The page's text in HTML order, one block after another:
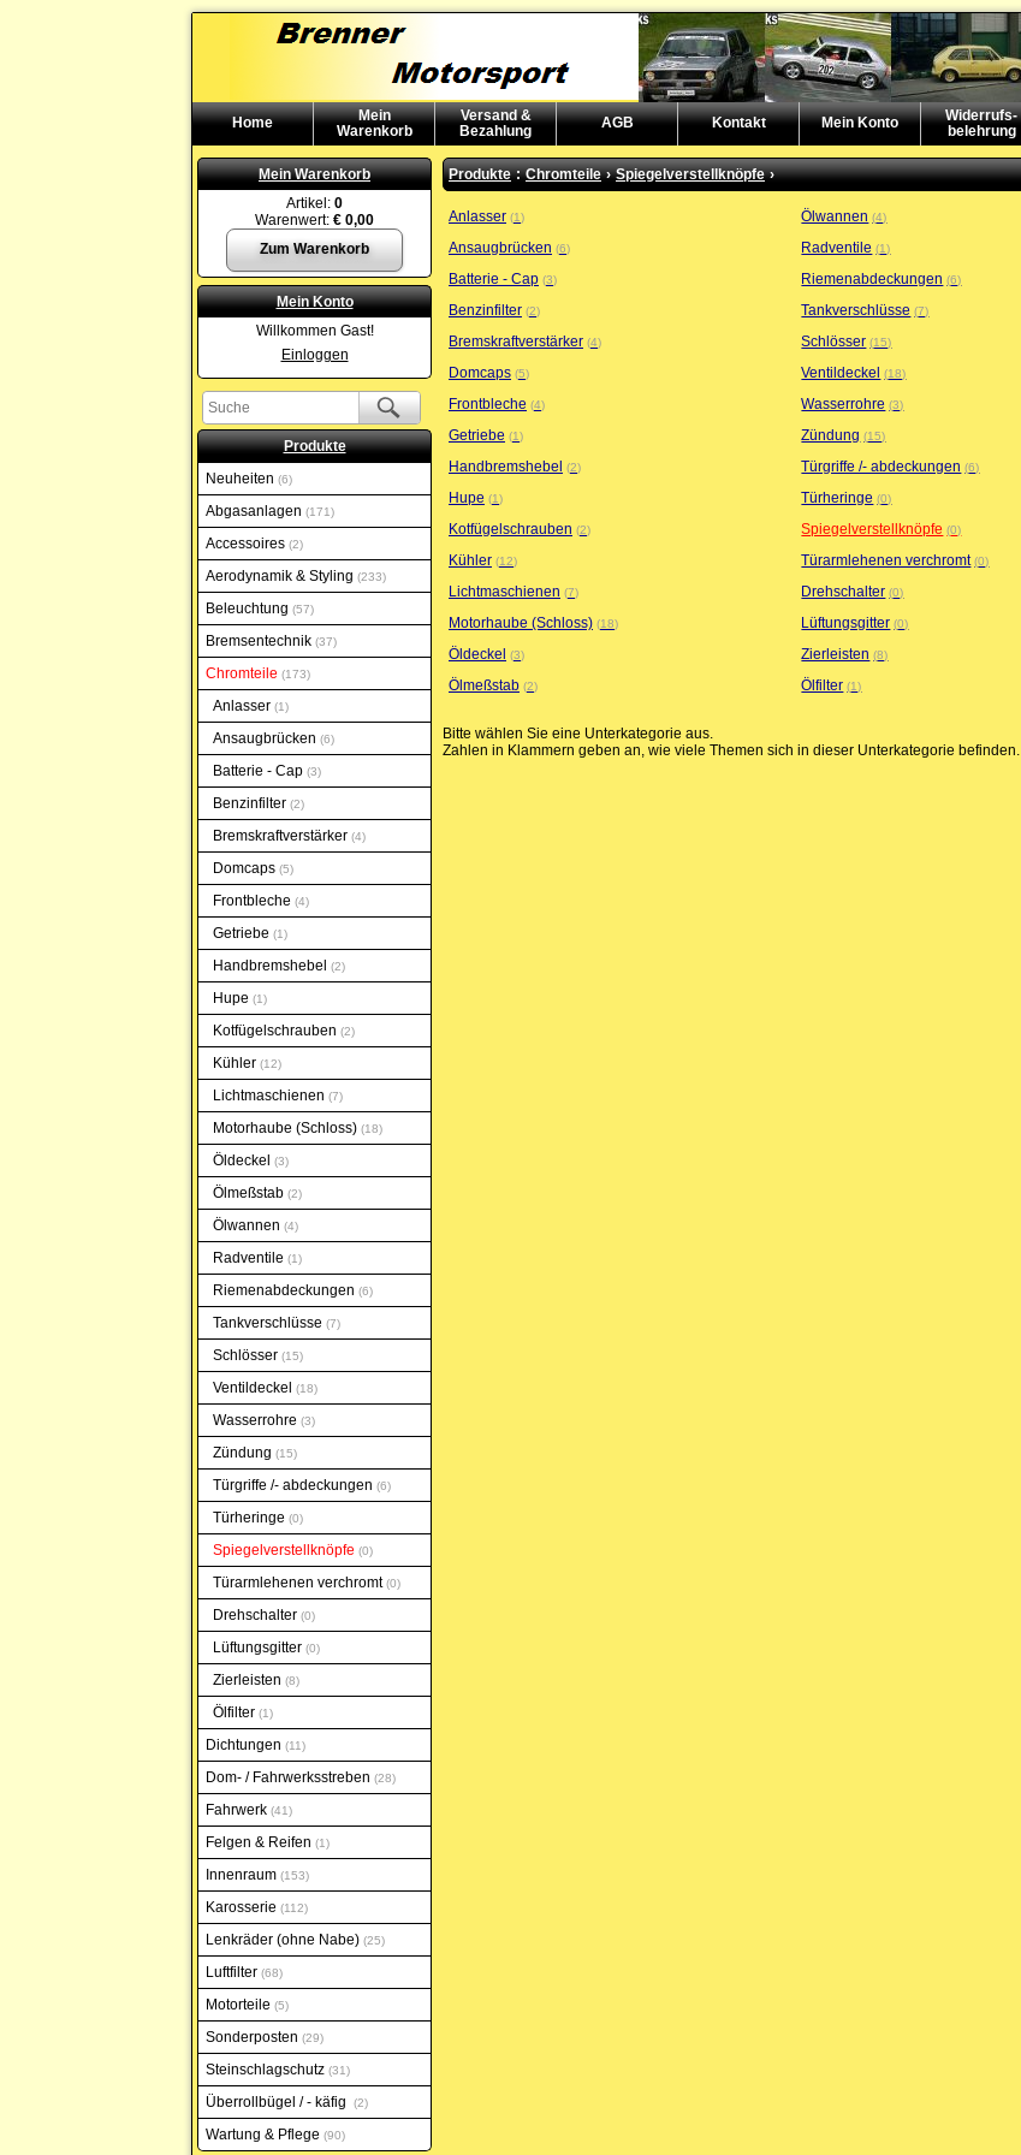
Home
Mein
Warenkorb
Versand &
Bezahlung
AGB Kontakt Mein Konto
Widerrufs-
belehrung
Mein Warenkorb
Artikel: 0
Warenwert: € 0,00
Zum Warenkorb
Mein Konto
Willkommen Gast!
Einloggen
Produkte
Neuheiten
6
Abgasanlagen 171
Accessoires 2
Aerodynamik & Styling 233
Beleuchtung 57
Bremsentechnik 37
Chromteile 173
Anlasser 1
Ansaugbrücken 6
Batterie - Cap 3
Benzinfilter 2
Bremskraftverstärker 4
Domcaps 5
Frontbleche 4
Getriebe 1
Handbremshebel 2
Hupe 1
Kotfügelschrauben 2
Kühler 12
Lichtmaschienen 7
Motorhaube (Schloss) 18
Öldeckel 3
Ölmeßstab 2
Ölwannen 4
Radventile 1
Riemenabdeckungen 6
Tankverschlüsse 7
Schlösser 15
Ventildeckel 18
Wasserrohre 3
Zündung 15
Türgriffe /- abdeckungen 6
Türheringe 0
Spiegelverstellknöpfe 0
Türarmlehenen verchromt 0
Drehschalter 0
Lüftungsgitter 0
Zierleisten 8
Ölfilter 1
Dichtungen 11
Dom- / Fahrwerksstreben 28
Fahrwerk 41
Felgen & Reifen 1
Innenraum 153
Karosserie 112
Lenkräder (ohne Nabe) 25
Luftfilter 68
Motorteile 5
Sonderposten 29
Steinschlagschutz 31
Überrollbügel / - käfig 2
Wartung & Pflege 90
Produkte : Chromteile › Spiegelverstellknöpfe ›
Anlasser 1
Ansaugbrücken 6
Batterie - Cap 3
Benzinfilter 2
Bremskraftverstärker 4
Domcaps 5
Frontbleche 4
Getriebe 1
Handbremshebel 2
Hupe 1
Kotfügelschrauben 2
Kühler 12
Lichtmaschienen 7
Motorhaube (Schloss) 18
Öldeckel 3
Ölmeßstab 2
Ölwannen 4
Radventile 1
Riemenabdeckungen 6
Tankverschlüsse 7
Schlösser 15
Ventildeckel 18
Wasserrohre 3
Zündung 15
Türgriffe /- abdeckungen 6
Türheringe 0
Spiegelverstellknöpfe 0
Türarmlehenen verchromt 0
Drehschalter 0
Lüftungsgitter 0
Zierleisten 8
Ölfilter 1
Bitte wählen Sie eine Unterkategorie aus.
Zahlen in Klammern geben an, wie viele Themen sich in dieser Unterkategorie befinden.